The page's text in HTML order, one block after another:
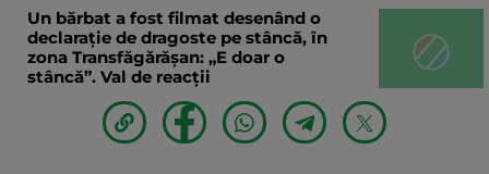
Un bărbat a fost filmat desenând o
declaraţie de dragoste pe stâncă, în
zona Transfăgărăşan: „E doar o
stâncă”. Val de reacții